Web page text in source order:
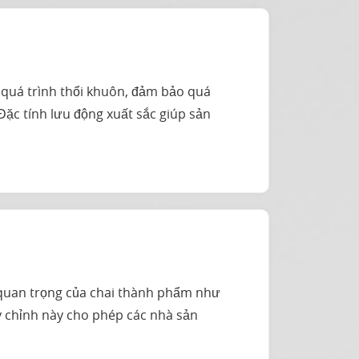
trình thổi khuôn, đảm bảo quá
tính lưu động xuất sắc giúp sản
trọng của chai thành phẩm như
này cho phép các nhà sản